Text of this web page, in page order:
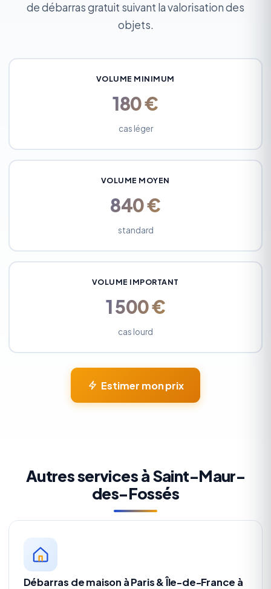
de débarras gratuit suivant la valorisation des
objets.
VOLUME MINIMUM
180 €
cas léger
VOLUME MOYEN
840 €
standard
VOLUME IMPORTANT
1 500 €
cas lourd
Estimer mon prix
Autres services à Saint-Maur-
des-Fossés
Débarras de maison à Paris & Île-de-France à